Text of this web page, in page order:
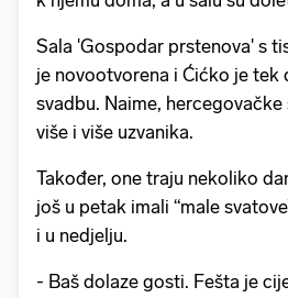
Sala 'Gospodar prstenova' s
je novootvorena i Ćićko je tek
svadbu. Naime,
više i više uzvanika.
Također, one traju nekoliko
još u petak imali “male
i u nedjelju.
- Baš dolaze gosti. Fešta je